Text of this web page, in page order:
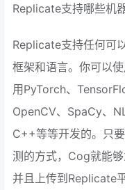
Replicate支持哪些机
Replicate支持任何可
框架和语言。你可以
用PyTorch、
OpenCV、SpaCy、
C++等等开发的。只
测的方式，Cog就能
并且上传到Replicate平